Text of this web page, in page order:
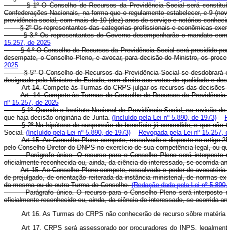
§ 1º O Conselho de Recursos da Previdência Social será
Confederações Nacionais, na forma que o regulamento estabelecer, e 9
previdência social, com mais de 10 (dez) anos de serviço e notórios
§ 2º Os representantes das categorias profissionais e econômicas
§ 3.º Os representantes do Governo desempenharão o mandato
15.257, de 2025
§ 4.ºO Conselho de Recursos da Previdência Social será presidido
desempate, o Conselho Pleno, e avocar, para decisão do Ministro, os
2025
§ 5º O Conselho de Recursos da Previdência Social se desdobrará em
designado pelo Ministro de Estado, com direito aos votos de qualidade e
Art 14. Compete às Turmas do CRPS julgar os recursos das
Art. 14. Compete às Turmas do Conselho de Recursos da
nº 15.257, de 2025
§ 1º Quando o Instituto Nacional de Previdência Social, na revisão de
que haja decisão originária de Junta.(Incluído pela Lei nº 5.890, de 1973)
§ 2º Na hipótese de suspensão do benefício já concedido, e que não
Social.(Incluído pela Lei nº 5.890, de 1973)
Revogada pela Lei nº 15.257,
Art 15. Ao Conselho Pleno compete, ressalvado o disposto no artigo
pelo Conselho-Diretor do DNPS no exercício de sua competência legal, ou
Parágrafo único. O recurso para o Conselho Pleno será interposto
oficialmente reconhecida ou, ainda, da ciência do interessado, se ocorrida
Art 15. Ao Conselho Pleno compete, ressalvado o poder de
de prejulgado, de orientação reiterada da instância ministerial, de normas
da mesma ou de outra Turma do Conselho.(Redação dada pela Lei nº
Parágrafo único. O recurso para o Conselho Pleno será interposto
oficialmente reconhecido ou, ainda, da ciência do interessado, se ocorrida
Art 16. As Turmas do CRPS não conhecerão de recurso sôbre
Art 17. CRPS será assessorado por procuradores do INPS,